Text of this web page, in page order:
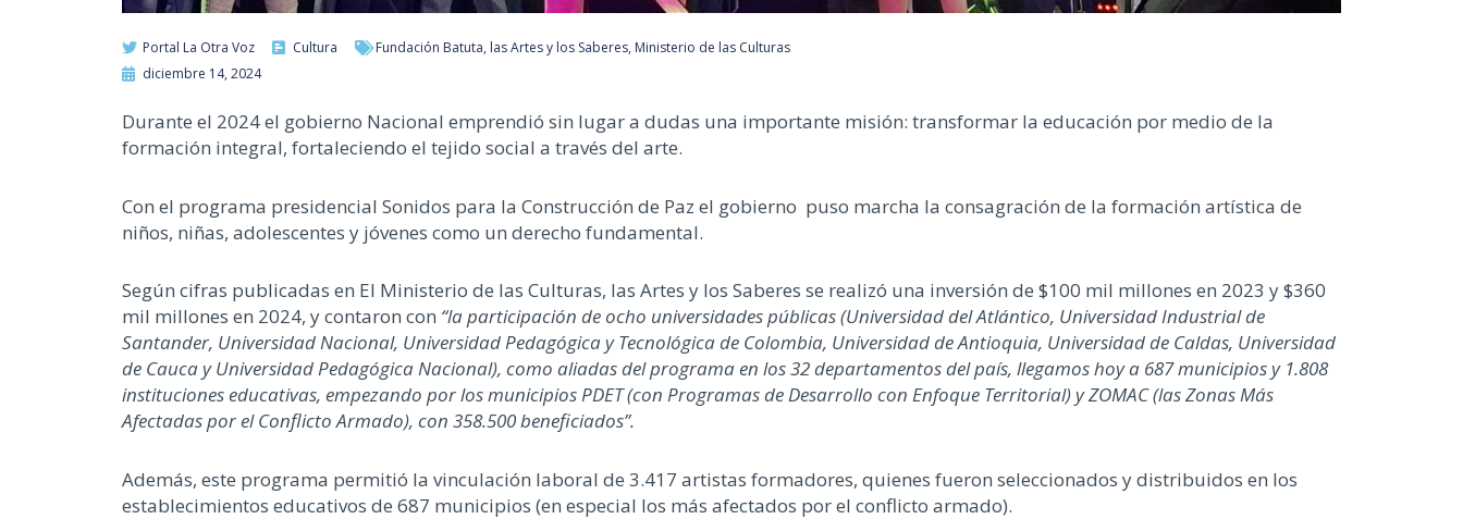
Portal La Otra Voz Cultura Fundación Batuta, las Artes y los Saberes, Ministerio de las Culturas
diciembre 14, 2024
Durante el 2024 el gobierno Nacional emprendió sin lugar a dudas una importante misión: transformar la educación por medio de la
formación integral, fortaleciendo el tejido social a través del arte.
Con el programa presidencial Sonidos para la Construcción de Paz el gobierno puso marcha la consagración de la formación artística de
niños, niñas, adolescentes y jóvenes como un derecho fundamental.
Según cifras publicadas en El Ministerio de las Culturas, las Artes y los Saberes se realizó una inversión de $100 mil millones en 2023 y $360
mil millones en 2024, y contaron con “la participación de ocho universidades públicas (Universidad del Atlántico, Universidad Industrial de
Santander, Universidad Nacional, Universidad Pedagógica y Tecnológica de Colombia, Universidad de Antioquia, Universidad de Caldas, Universidad
de Cauca y Universidad Pedagógica Nacional), como aliadas del programa en los 32 departamentos del país, llegamos hoy a 687 municipios y 1.808
instituciones educativas, empezando por los municipios PDET (con Programas de Desarrollo con Enfoque Territorial) y ZOMAC (las Zonas Más
Afectadas por el Conflicto Armado), con 358.500 beneficiados”.
Además, este programa permitió la vinculación laboral de 3.417 artistas formadores, quienes fueron seleccionados y distribuidos en los
establecimientos educativos de 687 municipios (en especial los más afectados por el conflicto armado).